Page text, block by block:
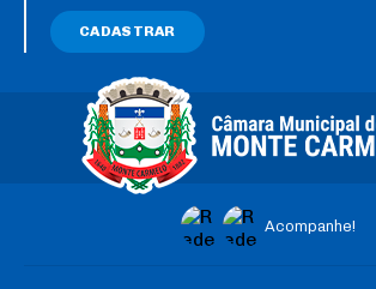
Acompanhe!
CADASTRAR